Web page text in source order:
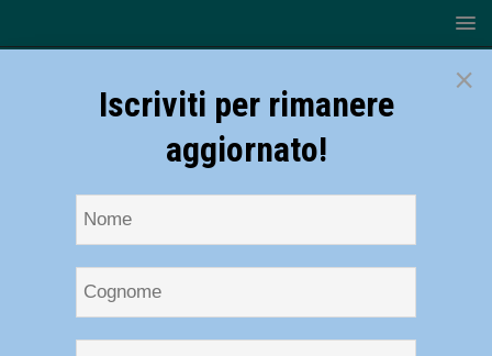
×
Iscriviti per rimanere
aggiornato!